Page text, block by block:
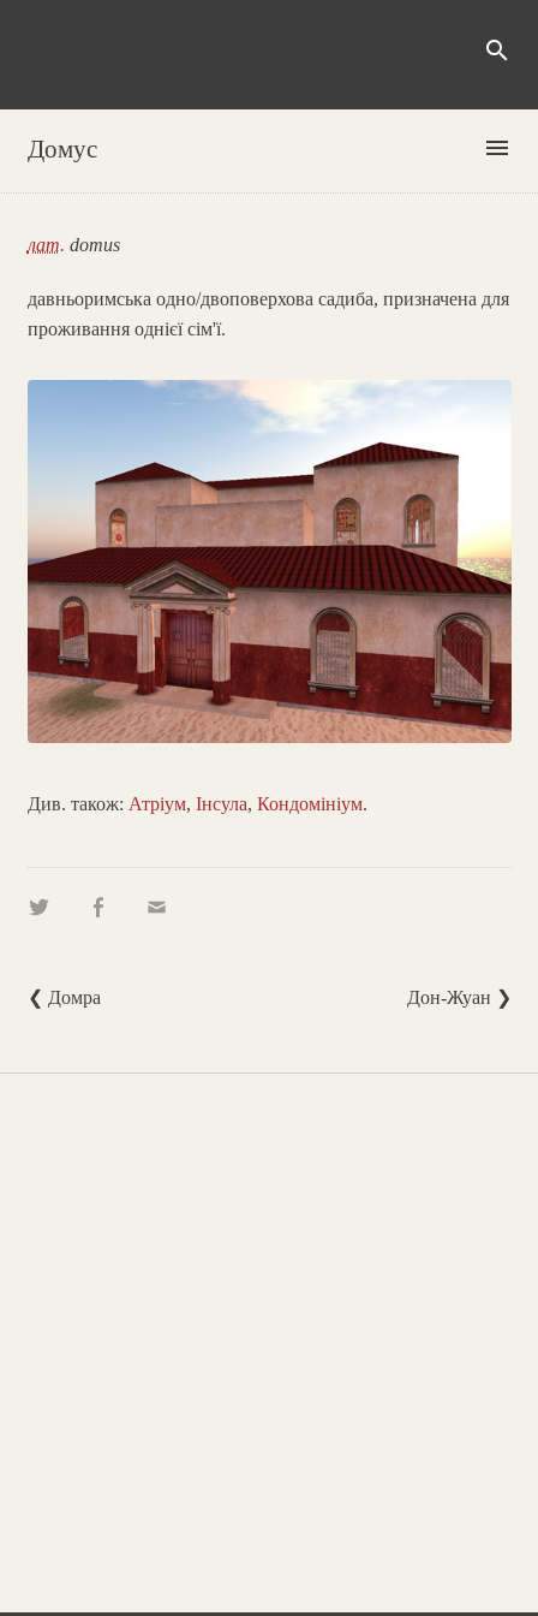
search
Домус menu
лат. domus
давньоримська одно/двоповерхова садиба, призначена для
проживання однієї сім'ї.
Див. також: Атріум, Інсула, Кондомініум.
❮ Домра Дон-Жуан ❯